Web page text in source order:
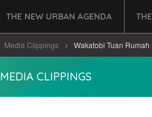
THE NEW URBAN AGENDA
Media Clippings Wakatobi Tuan
MEDIA CLIPPINGS